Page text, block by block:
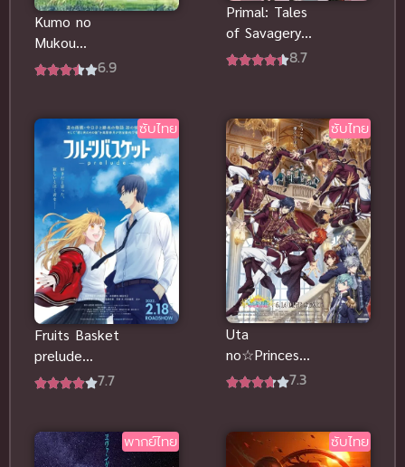
Kumo no
Mukou
Yakusoku no
ไทยดูฟรีจ้า
6.9
Primal: Tales
of Savagery
คนหินแดน
นุกมากๆ
8.7
ซับไทย
Fruits Basket
prelude
อารัมภบท
ฟรีจ้า
7.7
ซับไทย
Uta
no☆Princesa
ma♪ Movie
ไทยดูฟรีจ้า
7.3
พากย์ไทย ซับไทย